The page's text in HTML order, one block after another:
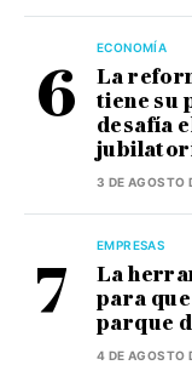
ECONOMÍA
La
tiene su
desafía
3 DE AGOSTO
EMPRESAS
La
para
parque
4 DE AGOSTO